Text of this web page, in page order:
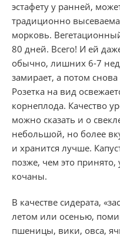
эстафету у ранней,
традиционно
морковь.
80 дней. Всего! И ей
обычно, лишних 6-7
замирает, а потом снова
Розетка на вид
корнеплода. Качество
можно сказать и о
небольшой, но более
и хранится лучше.
позже, чем это принято,
кочаны.
В качестве сидерата,
летом или осенью,
пшеницы, вики, овса,